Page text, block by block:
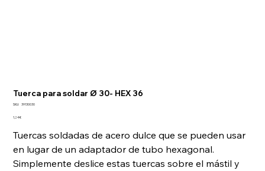
Tuerca para soldar Ø 30- HEX 36
SKU:
SKU
39130030
Precio
1,24 €
Tuercas soldadas de acero dulce que se pueden usar
en lugar de un adaptador de tubo hexagonal.
Simplemente deslice estas tuercas sobre el mástil y